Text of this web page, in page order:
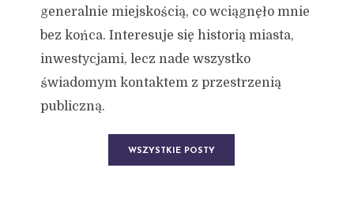
generalnie miejskością, co wciągnęło mnie
bez końca. Interesuje się historią miasta,
inwestycjami, lecz nade wszystko
świadomym kontaktem z przestrzenią
publiczną.
WSZYSTKIE POSTY